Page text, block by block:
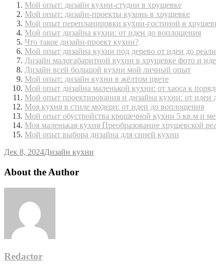
Мой опыт: дизайн кухни-студии в хрущевке
Мой опыт: дизайн-проекты кухонь в хрущевке
Мой опыт перепланировки кухни-гостиной в
Мой опыт дизайна кухни: от идеи до воплощения
Что такое дизайн-проект кухни?
Мой опыт дизайна кухни под дерево от идеи до
Дизайн малогабаритной кухни в хрущевке фото и
Дизайн всей большой кухни мой личный опыт
Мой опыт: дизайн кухни в жёлтом цвете
Мой опыт дизайна маленькой кухни: от хаоса к
Мой опыт проектирования и дизайна кухни: от идеи
Моя кухня в стиле модерн: от идеи до воплощения
Мой опыт обустройства крошечной кухни 5 кв.м и
Моя маленькая кухня Преобразование хрущевской
Мой опыт выбора дизайна для синей кухни
Дек 8, 2024Дизайн кухни
About the Author
Redactor